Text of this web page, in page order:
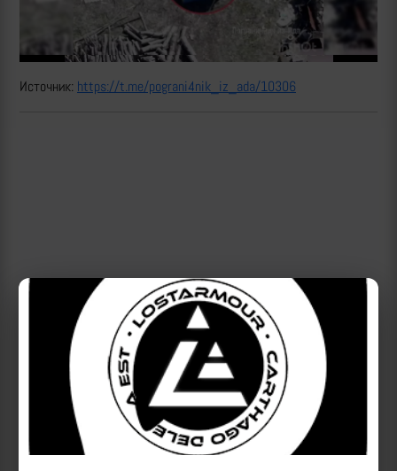
Video
Источник: https://t.me/pograni4nik_iz_ada/10306